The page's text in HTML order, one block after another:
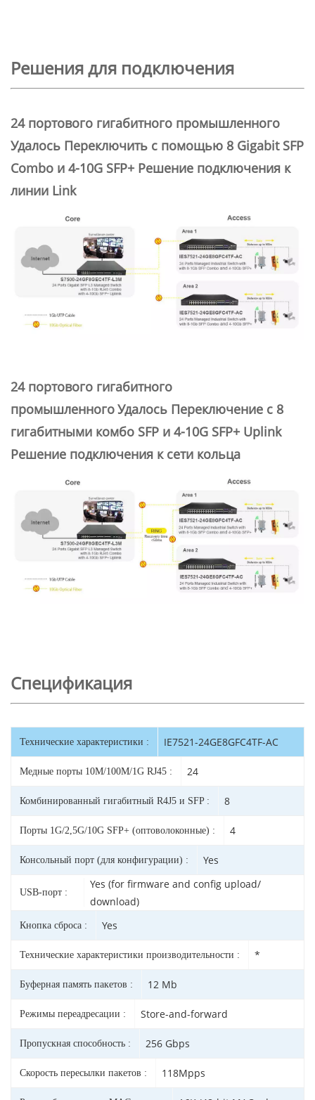
Решения для подключения
24 портового гигабитного промышленного
Удалось Переключить с помощью 8 Gigabit SFP
Combo и 4-10G SFP+ Решение подключения к
линии Link
24 портового гигабитного
промышленногоУдалось Переключение с 8
гигабитными комбо SFP и 4-10G SFP+ Uplink
Решение подключения к сети кольца
Спецификация
Технические характеристики : IE7521-24GE8GFC4TF-AC
Медные порты 10M/100M/1G RJ45 : 24
Комбинированный гигабитный R4J5 и SFP : 8
Порты 1G/2,5G/10G SFP+ (оптоволоконные) : 4
Консольный порт (для конфигурации) : Yes
USB-порт :
Yes (for firmware and config upload/
download)
Кнопка сброса : Yes
Технические характеристики производительности : *
Буферная память пакетов : 12 Mb
Режимы переадресации : Store-and-forward
Пропускная способность : 256 Gbps
Скорость пересылки пакетов : 118Mpps